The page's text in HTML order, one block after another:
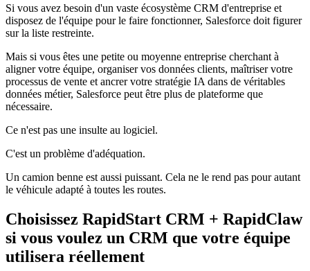
Si vous avez besoin d'un vaste écosystème CRM d'entreprise et
disposez de l'équipe pour le faire fonctionner, Salesforce doit figurer
sur la liste restreinte.
Mais si vous êtes une petite ou moyenne entreprise cherchant à
aligner votre équipe, organiser vos données clients, maîtriser votre
processus de vente et ancrer votre stratégie IA dans de véritables
données métier, Salesforce peut être plus de plateforme que
nécessaire.
Ce n'est pas une insulte au logiciel.
C'est un problème d'adéquation.
Un camion benne est aussi puissant. Cela ne le rend pas pour autant
le véhicule adapté à toutes les routes.
Choisissez RapidStart CRM + RapidClaw
si vous voulez un CRM que votre équipe
utilisera réellement